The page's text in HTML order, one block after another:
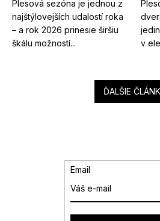
Plesová sezóna je jednou z
najštýlovejších udalostí roka
– a rok 2026 prinesie širšiu
škálu možností...
v
ĎALŠIE
Email